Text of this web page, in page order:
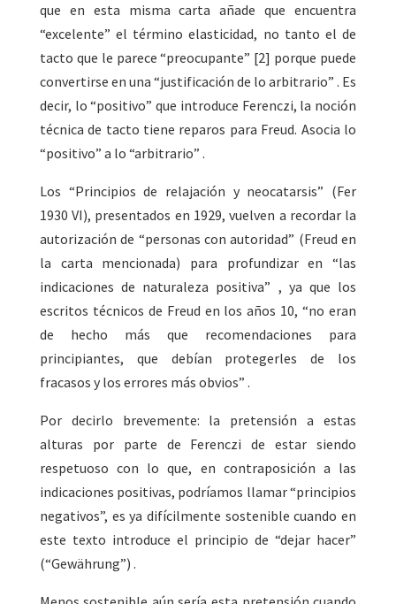
que en esta misma carta añade que encuentra
“excelente” el término elasticidad, no tanto el de
tacto que le parece “preocupante” [2] porque puede
convertirse en una “justificación de lo arbitrario” . Es
decir, lo “positivo” que introduce Ferenczi, la noción
técnica de tacto tiene reparos para Freud. Asocia lo
“positivo” a lo “arbitrario” .
Los “Principios de relajación y neocatarsis” (Fer
1930 VI), presentados en 1929, vuelven a recordar la
autorización de “personas con autoridad” (Freud en
la carta mencionada) para profundizar en “las
indicaciones de naturaleza positiva” , ya que los
escritos técnicos de Freud en los años 10, “no eran
de hecho más que recomendaciones para
principiantes, que debían protegerles de los
fracasos y los errores más obvios” .
Por decirlo brevemente: la pretensión a estas
alturas por parte de Ferenczi de estar siendo
respetuoso con lo que, en contraposición a las
indicaciones positivas, podríamos llamar “principios
negativos”, es ya difícilmente sostenible cuando en
este texto introduce el principio de “dejar hacer”
(“Gewährung”) .